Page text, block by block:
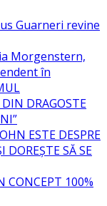
Guarneri revine
Morgenstern,
în
DIN DRAGOSTE
ESTE DESPRE
SĂ SE
CONCEPT 100%